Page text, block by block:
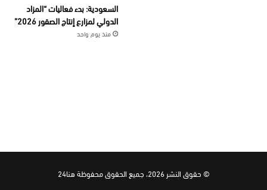
السعودية: بدء فعاليات “المزاد
الدولي لمزارع إنتاج الصقور 2026”
منذ يوم واحد
© حقوق النشر 2026، جميع الحقوق محفوظة هنا24